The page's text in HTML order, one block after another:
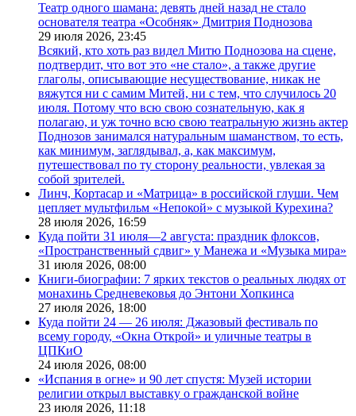
Театр одного шамана: девять дней назад не стало
основателя театра «Особняк» Дмитрия Поднозова
29 июля 2026, 23:45
Всякий, кто хоть раз видел Митю Поднозова на сцене,
подтвердит, что вот это «не стало», а также другие
глаголы, описывающие несуществование, никак не
вяжутся ни с самим Митей, ни с тем, что случилось 20
июля. Потому что всю свою сознательную, как я
полагаю, и уж точно всю свою театральную жизнь актер
Поднозов занимался натуральным шаманством, то есть,
как минимум, заглядывал, а, как максимум,
путешествовал по ту сторону реальности, увлекая за
собой зрителей.
Линч, Кортасар и «Матрица» в российской глуши. Чем
цепляет мультфильм «Непокой» с музыкой Курехина?
28 июля 2026, 16:59
Куда пойти 31 июля—2 августа: праздник флоксов,
«Пространственный сдвиг» у Манежа и «Музыка мира»
31 июля 2026, 08:00
Книги-биографии: 7 ярких текстов о реальных людях от
монахинь Средневековья до Энтони Хопкинса
27 июля 2026, 18:00
Куда пойти 24 — 26 июля: Джазовый фестиваль по
всему городу, «Окна Открой» и уличные театры в
ЦПКиО
24 июля 2026, 08:00
«Испания в огне» и 90 лет спустя: Музей истории
религии открыл выставку о гражданской войне
23 июля 2026, 11:18